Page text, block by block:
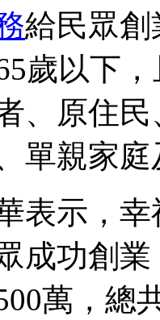
給民眾
歲以下
、原住
單親家
表示，
成功創
萬，總